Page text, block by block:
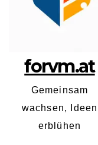
forvm.at
Gemeinsam
wachsen, Ideen
erblühen